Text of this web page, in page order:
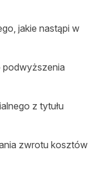
jakie nastąpi w
podwyższenia
z tytułu
zwrotu kosztów